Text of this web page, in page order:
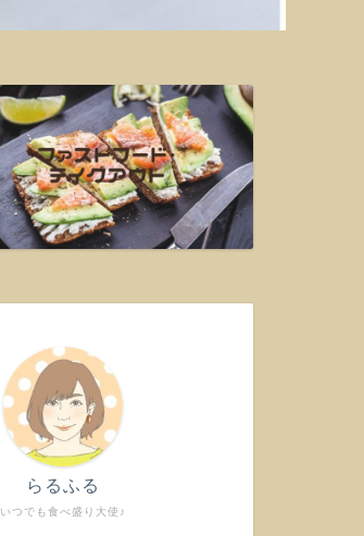
いつでも食べ盛り大使♪
らるふる